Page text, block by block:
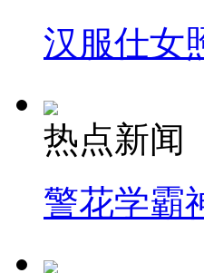
汉服仕女
热点新闻
警花学霸